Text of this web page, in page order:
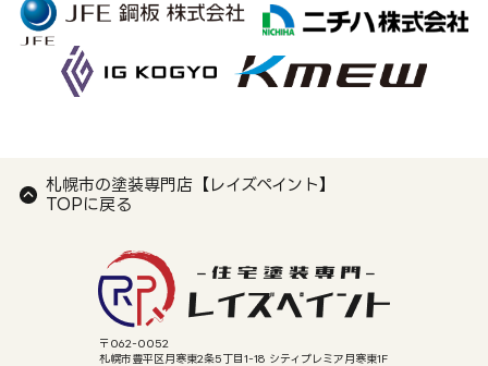
札幌市の塗装専門店【レイズペイント】
TOPに戻る
〒062-0052
札幌市豊平区月寒東2条5丁目1-18 シティプレミア月寒東1F